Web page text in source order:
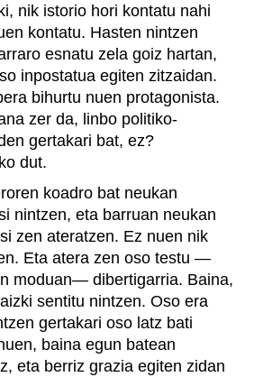
nik istorio hori kontatu nahi
kontatu. Hasten nintzen
esnatu zela goiz hartan,
inpostatua egiten zitzaidan.
bihurtu nuen protagonista.
zer da, linbo politiko-
gertakari bat, ez?
dut.
koadro bat neukan
nintzen, eta barruan neukan
zen ateratzen. Ez nuen nik
Eta atera zen oso testu —
moduan— dibertigarria. Baina,
sentitu nintzen. Oso era
gertakari oso latz bati
baina egun batean
eta berriz grazia egiten zidan